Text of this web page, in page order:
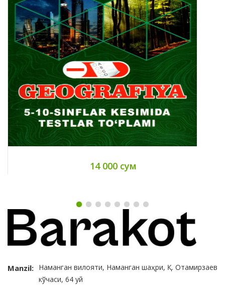
14 000 сум
Manzil: Наманган вилояти, Наманган шаҳри, Қ. Отамирзаев
кўчаси, 64 уй